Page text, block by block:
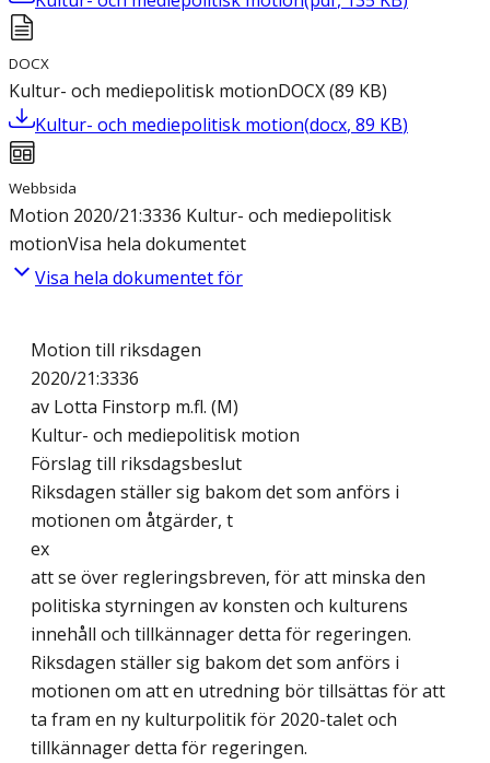
DOCX
Kultur- och mediepolitisk motionDOCX(89 KB)
Kultur- och mediepolitisk motion(docx, 89 KB)
Webbsida
Motion 2020/21:3336 Kultur- och mediepolitisk
motionVisa hela dokumentet
Visa hela dokumentet för
Motion till riksdagen
2020/21:3336
av Lotta Finstorp m.fl. (M)
Kultur- och mediepolitisk motion
Förslag till riksdagsbeslut
Riksdagen ställer sig bakom det som anförs i
motionen om åtgärder, t
ex
att se över regleringsbreven, för att minska den
politiska styrningen av konsten och kulturens
innehåll och tillkännager detta för regeringen.
Riksdagen ställer sig bakom det som anförs i
motionen om att en utredning bör tillsättas för att
ta fram en ny kulturpolitik för 2020-talet och
tillkännager detta för regeringen.